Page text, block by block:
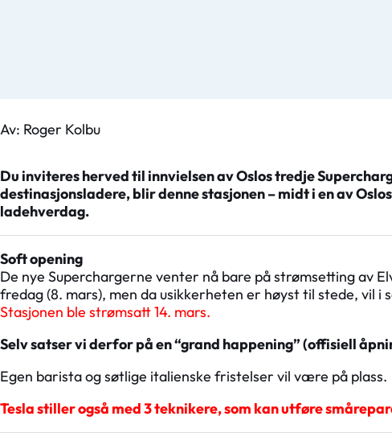
Av: Roger Kolbu
Du inviteres herved til innvielsen av Oslos tredje
destinasjonsladere, blir denne stasjonen – midt i en av
ladehverdag.
Soft opening
De nye Superchargerne venter nå bare på strømsetting av
fredag (8. mars), men da usikkerheten er høyst til stede, vil i
Stasjonen ble strømsatt 14. mars.
Selv satser vi derfor på en “grand happening” (offisiell
Egen barista og søtlige italienske fristelser vil være på plass.
Tesla stiller også med 3 teknikere, som kan utføre